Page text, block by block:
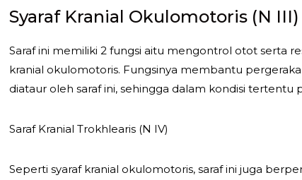
Syaraf Kranial Okulomotoris (N III)
Saraf ini memiliki 2 fungsi aitu mengontrol otot serta
kranial okulomotoris. Fungsinya membantu
diataur oleh saraf ini, sehingga dalam kondisi
Saraf Kranial Trokhlearis (N IV)
Seperti syaraf kranial okulomotoris, saraf ini juga